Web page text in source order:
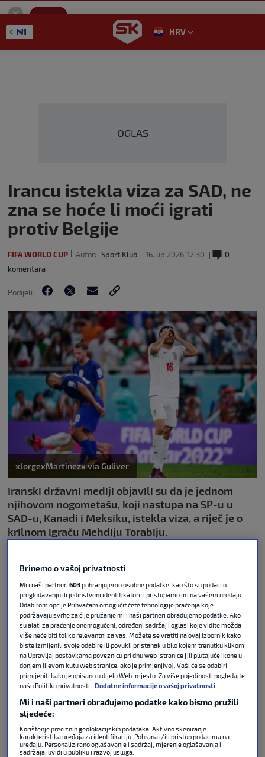
SportKlub
GET - On the Google Play
HRV
OGLAS
Irancu istekla viza za SAD, ne
zna se hoće li moći igrati
protiv Belgije
FIFA WORLD CUP Autor: Sport Klub 16. lip 2026 12:30
0
komentara
Podijeli :
xJorgexMartinezx via Guliver
Iranski državni mediji objavili su da je jednom
njihovom nogometašu, koji nastupa na SP-u u
SAD-u, Kanadi i Meksiku, istekla viza, a riječ je o
krilnom igraču Mehdiju Torabiju.
iskoristio za utakmicu protiv
Angelesu, koja je završila remijem 2-2.
SKener: Trumpov trenutak, iranski
problem
FIFA WORLD CUP 16. lip 2026 0
SKener: Trumpov trenutak, iranski
problem
Brinemo o vašoj privatnosti
Mi i naši partneri603pohranjujemo osobne podatke, kao što su podaci o
pregledavanju ili jedinstveni identifikatori, i pristupamo im na vašem uređaju.
Odabirom opcije Prihvaćam omogućit ćete tehnologije praćenja koje
podržavaju svrhe za čije pružanje mi i naši partneri obrađujemo podatke. Ako
su alati za praćenje onemogućeni, određeni sadržaj i oglasi koje vidite možda
više neće biti toliko relevantni za vas. Možete se vratiti na ovaj izbornik kako
biste izmijenili svoje odabire ili povukli pristanak u bilo kojem trenutku klikom
na Upravljaj postavkama poveznicu pri dnu web-stranice [ili plutajuće ikone u
donjem lijevom kutu web stranice, ako je primjenjivo]. Vaši će se odabiri
primijeniti kako je opisano u dijelu Web-mjesto. Za više pojedinosti pogledajte
našu Politiku privatnosti.
Dodatne informacije o vašoj privatnosti
Mi i naši partneri obrađujemo podatke kako bismo pružili
sljedeće:
Korištenje preciznih geolokacijskih podataka. Aktivno skeniranje
karakteristika uređaja za identifikaciju. Pohrana i/ili pristup podacima na
uređaju. Personalizirano oglašavanje i sadržaj, mjerenje oglašavanja i
sadržaja, uvidi u publiku i razvoj usluga.